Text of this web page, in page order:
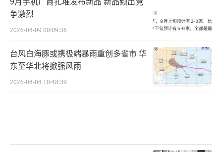
争激烈
2026-08-09 00:09:36
台风白海豚或携极端暴雨重创多省市 华
东至华北将掀强风雨
2026-08-08 10:48:39